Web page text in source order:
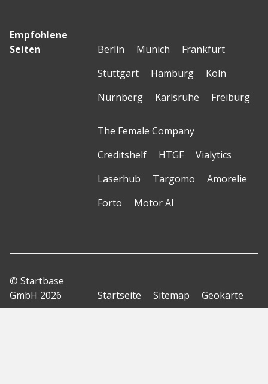
Empfohlene
Seiten
Berlin Munich
Frankfurt
Stuttgart
Hamburg
Köln
Nürnberg
Karlsruhe Freiburg
The Female Company
Creditshelf
HTGF
Vialytics
Laserhub
Targomo
Amorelie
Forto
Motor AI
© Startbase
GmbH 2026
Startseite Sitemap
Geokarte